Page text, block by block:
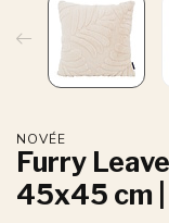
NOVÉE
Furry
45x45 cm